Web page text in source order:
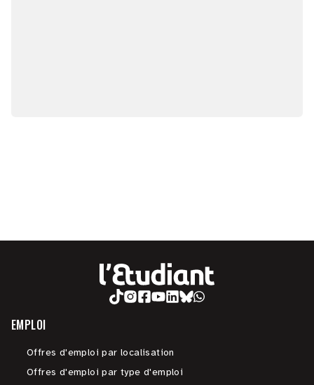
EMPLOI
Offres d'emploi par localisation
Offres d'emploi par type d'emploi